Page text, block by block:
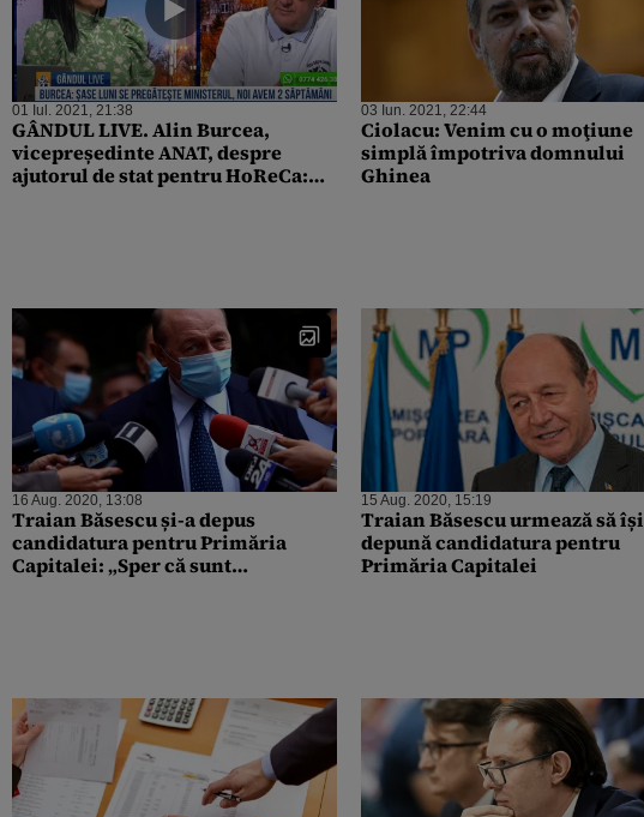
01 Iul. 2021, 21:38
GÂNDUL LIVE. Alin Burcea,
vicepreședinte ANAT, despre
ajutorul de stat pentru HoReCa:
03 Iun. 2021, 22:44
Ciolacu: Venim cu o moţiune
simplă împotriva domnului
Ghinea
16 Aug. 2020, 13:08
Traian Băsescu și-a depus
candidatura pentru Primăria
Capitalei: „Sper că sunt
15 Aug. 2020, 15:19
Traian Băsescu urmează să își
depună candidatura pentru
Primăria Capitalei